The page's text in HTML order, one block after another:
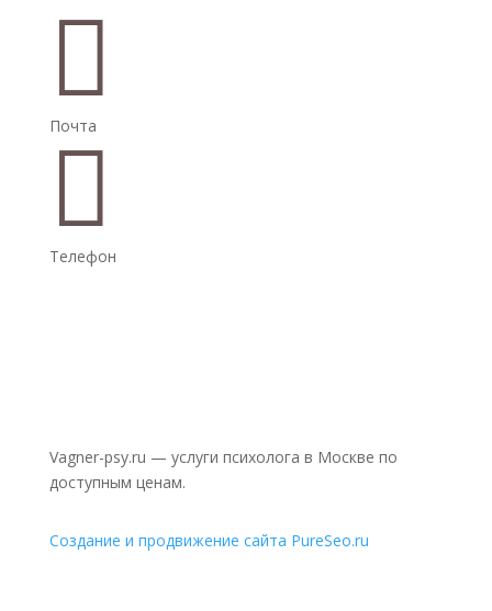

Почта

Телефон
Vagner-psy.ru — услуги психолога в Москве по
доступным ценам.
Создание и продвижение сайта PureSeo.ru